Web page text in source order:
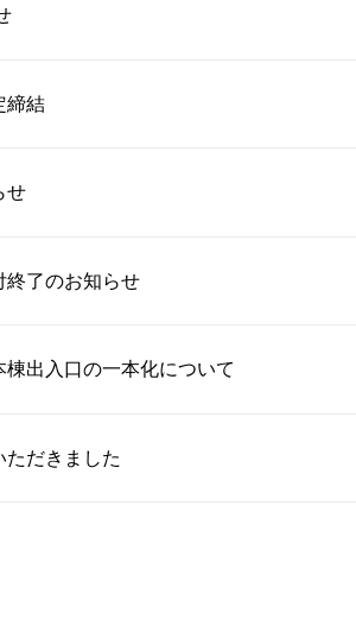
締結
せ
終了のお知らせ
出入口の一本化について
だきました